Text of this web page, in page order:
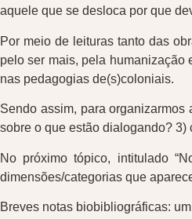
aquele que se desloca por que
Por meio de leituras tanto das
pelo ser mais, pela humanização
nas pedagogias de(s)coloniais.
Sendo assim, para
sobre o que estão dialogando?
No próximo tópico, intitulado
dimensões/categorias que
Breves notas biobibliográficas: